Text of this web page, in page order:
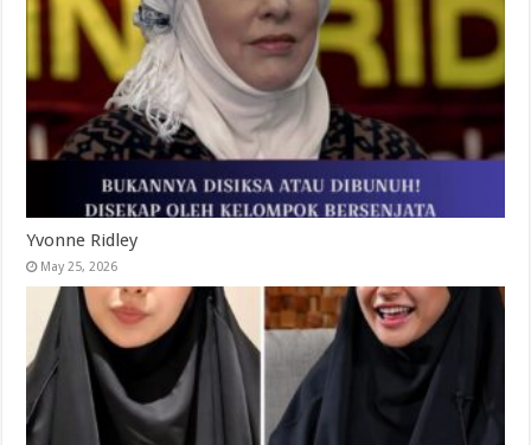
Yvonne Ridley
May 25, 2026